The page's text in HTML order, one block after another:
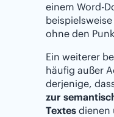
einem Word-
ohne den
Ein weiterer
häufig außer
derjenige,
zur
Textes dienen